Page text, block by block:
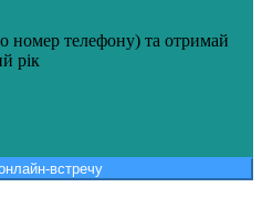
номер телефону) та отримай
рік
встречу